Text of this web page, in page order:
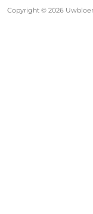
Over Ons
KvK:
Copyright © 2026